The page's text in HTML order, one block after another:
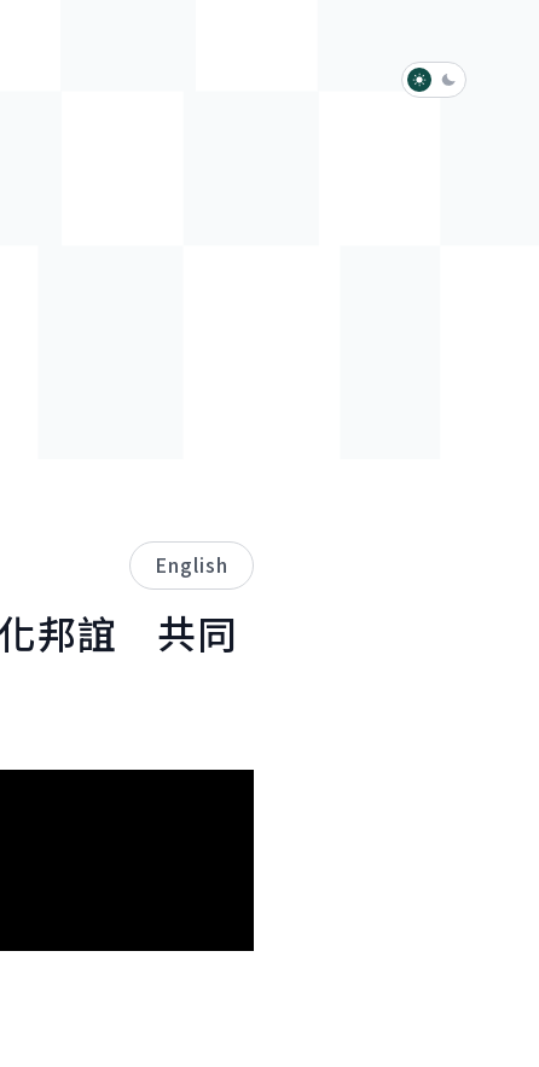
淺色模式
深色模式
English
邦誼 共同